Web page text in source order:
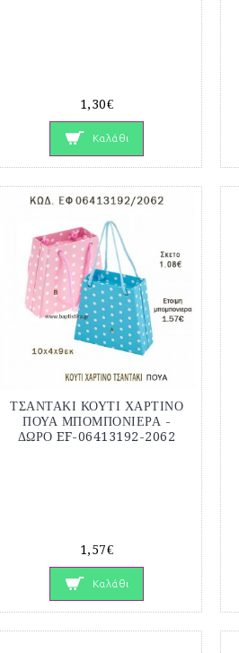
1,30€
Καλάθι
ΤΣΑΝΤΑΚΙ ΚΟΥΤΙ ΧΑΡΤΙΝΟ
ΠΟΥΑ ΜΠΟΜΠΟΝΙΕΡΑ -
ΔΩΡΟ EF-06413192-2062
1,57€
Καλάθι